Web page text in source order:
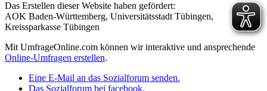
Das Erstellen dieser Website haben gefördert:
AOK Baden-Württemberg, Universitätsstadt Tübingen,
Kreissparkasse Tübingen
Mit UmfrageOnline.com können wir interaktive und ansprechende
Online-Umfragen erstellen.
Eine E-Mail an das Sozialforum senden.
Das Sozialforum bei facebook.